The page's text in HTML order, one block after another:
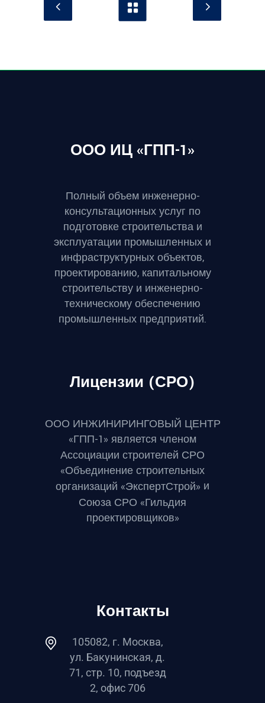
ООО ИЦ «ГПП-1»
Полный объем инженерно-
консультационных услуг по
подготовке строительства и
эксплуатации промышленных и
инфраструктурных объектов,
проектированию, капитальному
строительству и инженерно-
техническому обеспечению
промышленных предприятий.
Лицензии (СРО)
ООО ИНЖИНИРИНГОВЫЙ ЦЕНТР
«ГПП-1» является членом
Ассоциации строителей СРО
«Объединение строительных
организаций «ЭкспертСтрой» и
Союза СРО «Гильдия
проектировщиков»
Контакты
105082, г. Москва,
ул. Бакунинская, д.
71, стр. 10, подъезд
2, офис 706